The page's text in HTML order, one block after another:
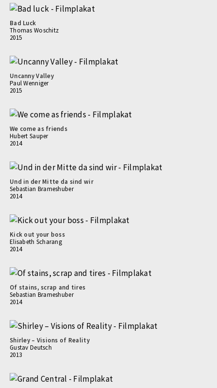
Bad Luck
Thomas Woschitz
2015
Uncanny Valley
Paul Wenniger
2015
We come as friends
Hubert Sauper
2014
Und in der Mitte da sind wir
Sebastian Brameshuber
2014
Kick out your boss
Elisabeth Scharang
2014
Of stains, scrap and tires
Sebastian Brameshuber
2014
Shirley – Visions of Reality
Gustav Deutsch
2013